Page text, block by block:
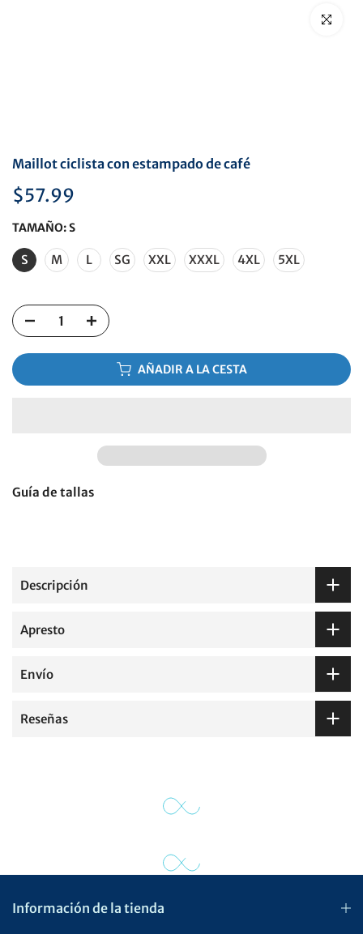
Haga clic
Maillot ciclista con estampado de café
$57.99
TAMAÑO:S
S M L SG XXL XXXL 4XL 5XL
AÑADIR A LA CESTA
Guía de tallas
Descripción
Apresto
Envío
Reseñas
Información de la tienda